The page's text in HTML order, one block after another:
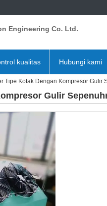
Engineering Co. Ltd.
kualitas Hubungi kami
Tipe Kotak Dengan Kompresor Gulir
Gulir